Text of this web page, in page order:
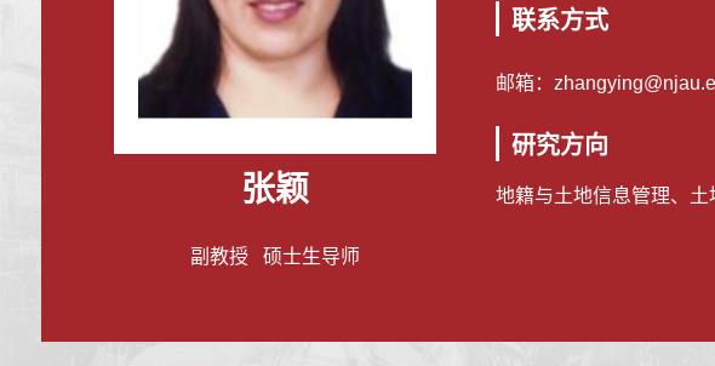
张颖
副教授 硕士生导师
联系方式
邮箱：
研究方向
地籍与土地信息管理、